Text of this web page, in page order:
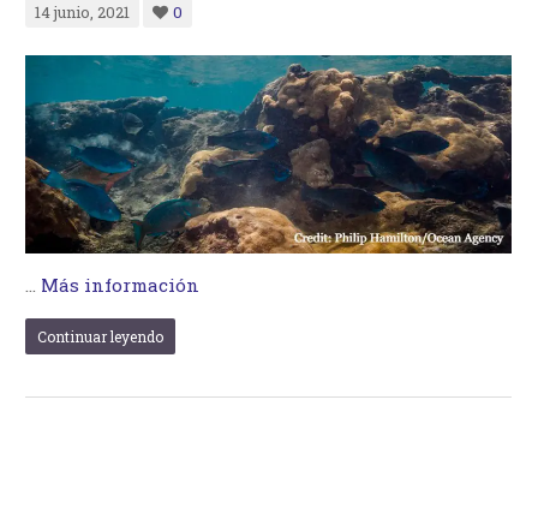
14 junio, 2021
0
… Más información
Continuar leyendo